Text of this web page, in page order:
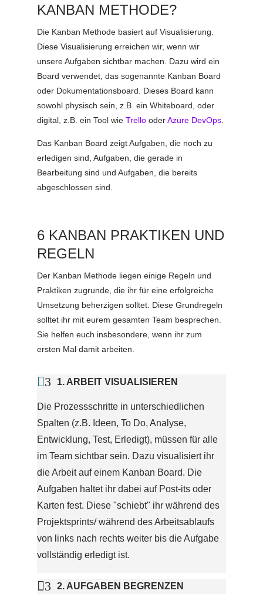
KANBAN METHODE?
Die Kanban Methode basiert auf Visualisierung.
Diese Visualisierung erreichen wir, wenn wir
unsere Aufgaben sichtbar machen. Dazu wird ein
Board verwendet, das sogenannte Kanban Board
oder Dokumentationsboard. Dieses Board kann
sowohl physisch sein, z.B. ein Whiteboard, oder
digital, z.B. ein Tool wie TrellooderAzure DevOps.
Das Kanban Board zeigt Aufgaben, die noch zu
erledigen sind, Aufgaben, die gerade in
Bearbeitung sind und Aufgaben, die bereits
abgeschlossen sind.
6 KANBAN PRAKTIKEN UND
REGELN
Der Kanban Methode liegen einige Regeln und
Praktiken zugrunde, die ihr für eine erfolgreiche
Umsetzung beherzigen solltet. Diese Grundregeln
solltet ihr mit eurem gesamten Team besprechen.
Sie helfen euch insbesondere, wenn ihr zum
ersten Mal damit arbeiten.
3 1. ARBEIT VISUALISIEREN
Die Prozessschritte in unterschiedlichen
Spalten (z.B. Ideen, To Do, Analyse,
Entwicklung, Test, Erledigt), müssen für alle
im Team sichtbar sein. Dazu visualisiert ihr
die Arbeit auf einem Kanban Board. Die
Aufgaben haltet ihr dabei auf Post-its oder
Karten fest. Diese "schiebt" ihr während des
Projektsprints/ während des Arbeitsablaufs
von links nach rechts weiter bis die Aufgabe
vollständig erledigt ist.
3 2. AUFGABEN BEGRENZEN